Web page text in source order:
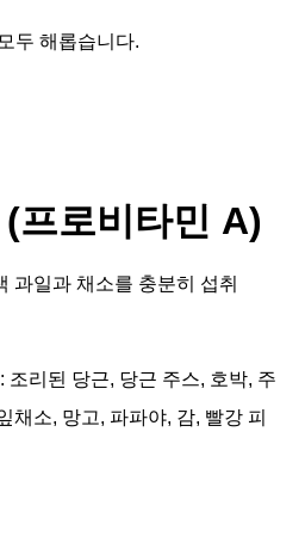
두 해롭습니다.
프로비타민 A)
과일과 채소를 충분히 섭취
조리된 당근, 당근 주스, 호박, 주
채소, 망고, 파파야, 감, 빨강 피